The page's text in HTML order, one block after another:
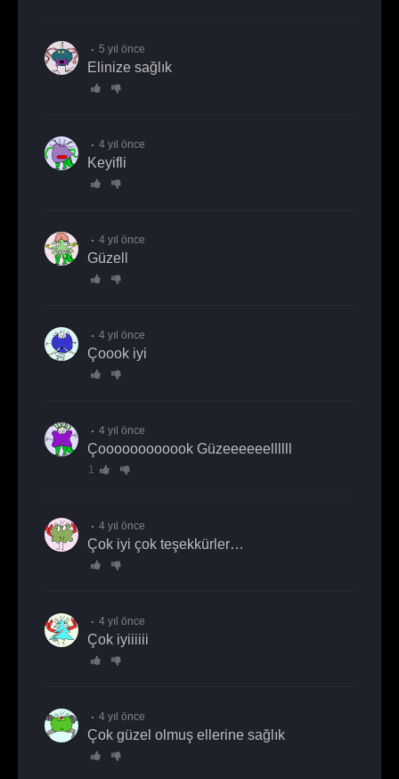
5 yıl önce
elinize sağlık
4 yıl önce
keyifli
4 yıl önce
güzell
4 yıl önce
çoook iyi
4 yıl önce
Çoooooooooook Güzeeeeeellllll
1
4 yıl önce
Çok iyi çok teşekkürler…
4 yıl önce
Çok iyiiiiii
4 yıl önce
Çok güzel olmuş ellerine sağlık